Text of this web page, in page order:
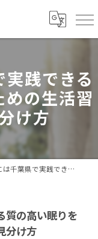
践できる
の生活習
け方
質の高い眠りを得るための生活習慣と専門医の見分け方
質の高い眠りを
分け方